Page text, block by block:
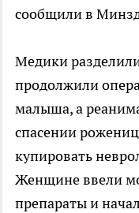
сообщили в
Медики
продолжили
малыша, а
спасении
купировать
Женщине ввели
препараты и